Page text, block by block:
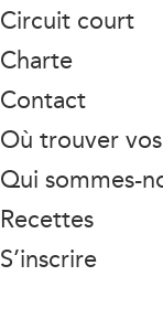
Circuit court
Charte
Contact
Où trouver
Qui sommes-
Recettes
S’inscrire